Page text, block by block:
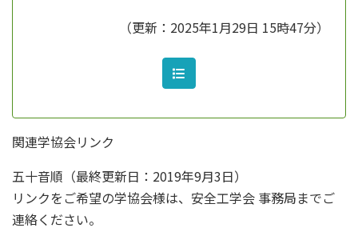
（更新：2025年1月29日 15時47分）
関連学協会リンク
五十音順（最終更新日：2019年9月3日）
リンクをご希望の学協会様は、安全工学会 事務局までご
連絡ください。